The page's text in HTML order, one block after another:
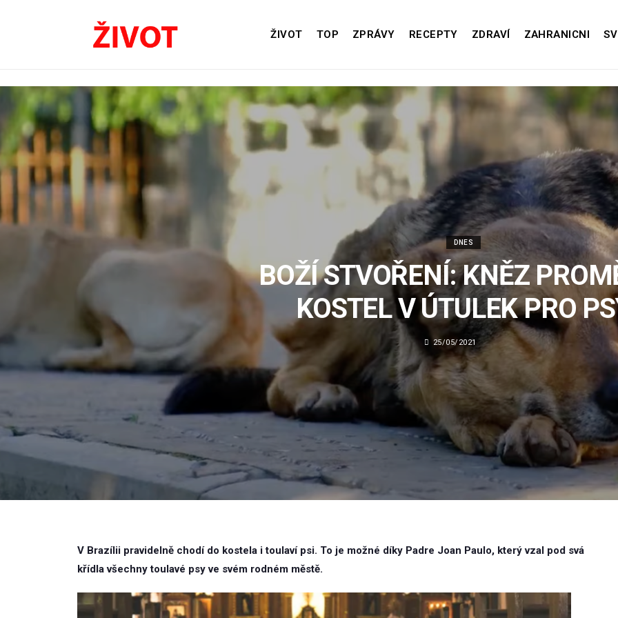
ŽIVOT TOP ZPRÁVY RECEPTY ZDRAVÍ ZAHRANICNI
DNES
BOŽÍ STVOŘENÍ: KNĚZ
KOSTEL V ÚTULEK PRO
25/05/2021
V Brazílii pravidelně chodí do kostela i toulaví psi. To je možné díky Padre Joan Paulo, který vzal pod svá
křídla všechny toulavé psy ve svém rodném městě.